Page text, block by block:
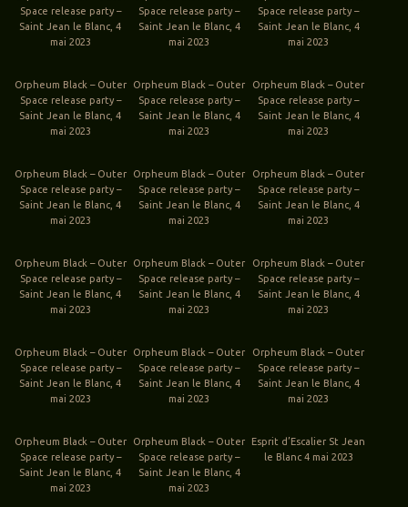
Space release party –
Saint Jean le Blanc, 4
mai 2023
Space release party –
Saint Jean le Blanc, 4
mai 2023
Space release party –
Saint Jean le Blanc, 4
mai 2023
Orpheum Black – Outer
Space release party –
Saint Jean le Blanc, 4
mai 2023
Orpheum Black – Outer
Space release party –
Saint Jean le Blanc, 4
mai 2023
Orpheum Black – Outer
Space release party –
Saint Jean le Blanc, 4
mai 2023
Orpheum Black – Outer
Space release party –
Saint Jean le Blanc, 4
mai 2023
Orpheum Black – Outer
Space release party –
Saint Jean le Blanc, 4
mai 2023
Orpheum Black – Outer
Space release party –
Saint Jean le Blanc, 4
mai 2023
Orpheum Black – Outer
Space release party –
Saint Jean le Blanc, 4
mai 2023
Orpheum Black – Outer
Space release party –
Saint Jean le Blanc, 4
mai 2023
Orpheum Black – Outer
Space release party –
Saint Jean le Blanc, 4
mai 2023
Orpheum Black – Outer
Space release party –
Saint Jean le Blanc, 4
mai 2023
Orpheum Black – Outer
Space release party –
Saint Jean le Blanc, 4
mai 2023
Orpheum Black – Outer
Space release party –
Saint Jean le Blanc, 4
mai 2023
Orpheum Black – Outer
Space release party –
Saint Jean le Blanc, 4
mai 2023
Orpheum Black – Outer
Space release party –
Saint Jean le Blanc, 4
mai 2023
Esprit d’Escalier St Jean
le Blanc 4 mai 2023